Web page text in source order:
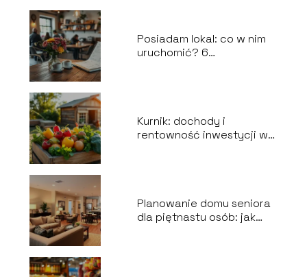
Posiadam lokal: co w nim
uruchomić? 6
Kurnik: dochody i
rentowność inwestycji w
Planowanie domu seniora
dla piętnastu osób: jak